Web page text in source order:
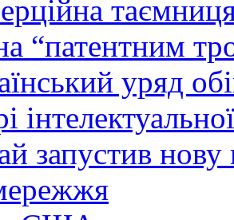
“патентним
уряд
запустив